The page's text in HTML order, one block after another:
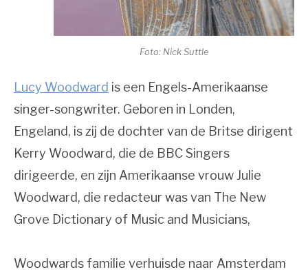
Foto: Nick Suttle
Lucy Woodward is een Engels-Amerikaanse
singer-songwriter. Geboren in Londen,
Engeland, is zij de dochter van de Britse dirigent
Kerry Woodward, die de BBC Singers
dirigeerde, en zijn Amerikaanse vrouw Julie
Woodward, die redacteur was van The New
Grove Dictionary of Music and Musicians,
Woodwards familie verhuisde naar Amsterdam